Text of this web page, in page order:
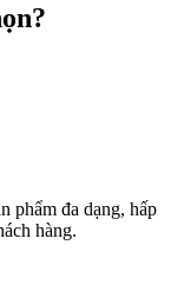
phẩm đa dạng, hấp
hàng.